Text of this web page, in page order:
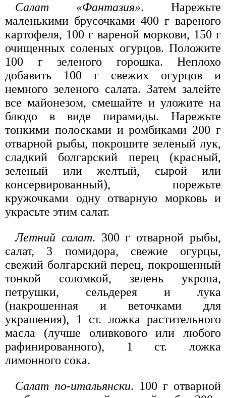
Салат «Фантазия». Нарежьте
маленькими брусочками 400 г вареного
картофеля, 100 г вареной моркови, 150 г
очищенных соленых огурцов. Положите
100 г зеленого горошка. Неплохо
добавить 100 г свежих огурцов и
немного зеленого салата. Затем залейте
все майонезом, смешайте и уложите на
блюдо в виде пирамиды. Нарежьте
тонкими полосками и ромбиками 200 г
отварной рыбы, покрошите зеленый лук,
сладкий болгарский перец (красный,
зеленый или желтый, сырой или
консервированный), порежьте
кружочками одну отварную морковь и
украсьте этим салат.
Летний салат. 300 г отварной рыбы,
салат, 3 помидора, свежие огурцы,
свежий болгарский перец, покрошенный
тонкой соломкой, зелень укропа,
петрушки, сельдерея и лука
(накрошенная и веточками для
украшения), 1 ст. ложка растительного
масла (лучше оливкового или любого
рафинированного), 1 ст. ложка
лимонного сока.
Салат по-итальянски. 100 г отварной